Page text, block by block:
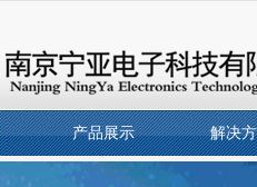
产品展示 解决